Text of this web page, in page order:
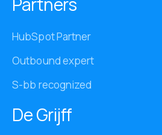
HubSpot Partner
Outbound expert
S-bb recognized
De Grijff